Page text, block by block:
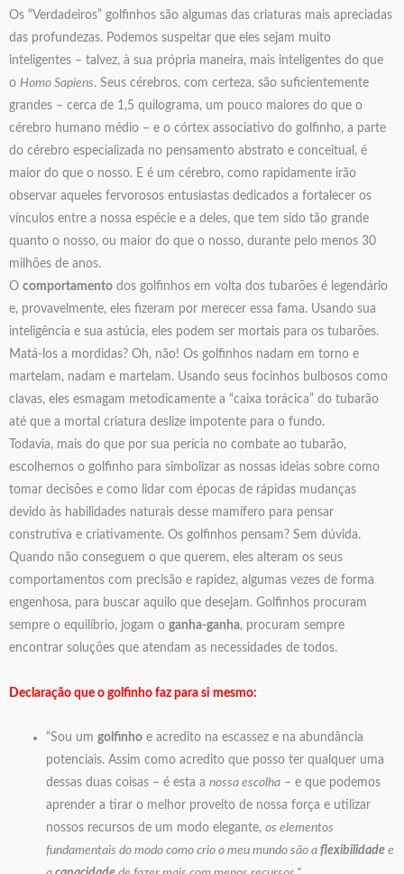
Os “Verdadeiros” golfinhos são algumas das criaturas mais apreciadas
das profundezas. Podemos suspeitar que eles sejam muito
inteligentes – talvez, à sua própria maneira, mais inteligentes do que
o Homo Sapiens. Seus cérebros, com certeza, são suficientemente
grandes – cerca de 1,5 quilograma, um pouco maiores do que o
cérebro humano médio – e o córtex associativo do golfinho, a parte
do cérebro especializada no pensamento abstrato e conceitual, é
maior do que o nosso. E é um cérebro, como rapidamente irão
observar aqueles fervorosos entusiastas dedicados a fortalecer os
vínculos entre a nossa espécie e a deles, que tem sido tão grande
quanto o nosso, ou maior do que o nosso, durante pelo menos 30
milhões de anos.
O comportamento dos golfinhos em volta dos tubarões é legendário
e, provavelmente, eles fizeram por merecer essa fama. Usando sua
inteligência e sua astúcia, eles podem ser mortais para os tubarões.
Matá-los a mordidas? Oh, não! Os golfinhos nadam em torno e
martelam, nadam e martelam. Usando seus focinhos bulbosos como
clavas, eles esmagam metodicamente a “caixa torácica” do tubarão
até que a mortal criatura deslize impotente para o fundo.
Todavia, mais do que por sua perícia no combate ao tubarão,
escolhemos o golfinho para simbolizar as nossas ideias sobre como
tomar decisões e como lidar com épocas de rápidas mudanças
devido às habilidades naturais desse mamífero para pensar
construtiva e criativamente. Os golfinhos pensam? Sem dúvida.
Quando não conseguem o que querem, eles alteram os seus
comportamentos com precisão e rapidez, algumas vezes de forma
engenhosa, para buscar aquilo que desejam. Golfinhos procuram
sempre o equilíbrio, jogam o ganha-ganha, procuram sempre
encontrar soluções que atendam as necessidades de todos.
Declaração que o golfinho faz para si mesmo:
“Sou umgolfinho e acredito na escassez e na abundância
potenciais. Assim como acredito que posso ter qualquer uma
dessas duas coisas – é esta anossa escolha – e que podemos
aprender a tirar o melhor proveito de nossa força e utilizar
nossos recursos de um modo elegante,os elementos
fundamentais do modo como crio o meu mundo são aflexibilidade e